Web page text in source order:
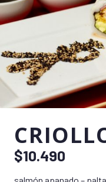
$10.490